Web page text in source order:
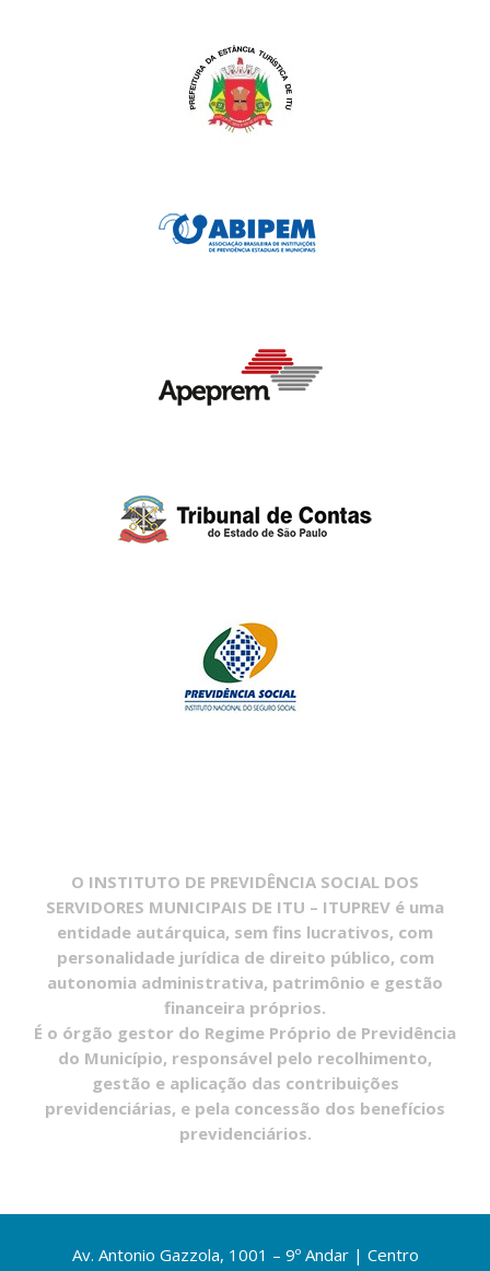
O INSTITUTO DE PREVIDÊNCIA SOCIAL DOS
SERVIDORES MUNICIPAIS DE ITU – ITUPREV é uma
entidade autárquica, sem fins lucrativos, com
personalidade jurídica de direito público, com
autonomia administrativa, patrimônio e gestão
financeira próprios.
É o órgão gestor do Regime Próprio de Previdência
do Município, responsável pelo recolhimento,
gestão e aplicação das contribuições
previdenciárias, e pela concessão dos benefícios
previdenciários.
Av. Antonio Gazzola, 1001 – 9º Andar | Centro